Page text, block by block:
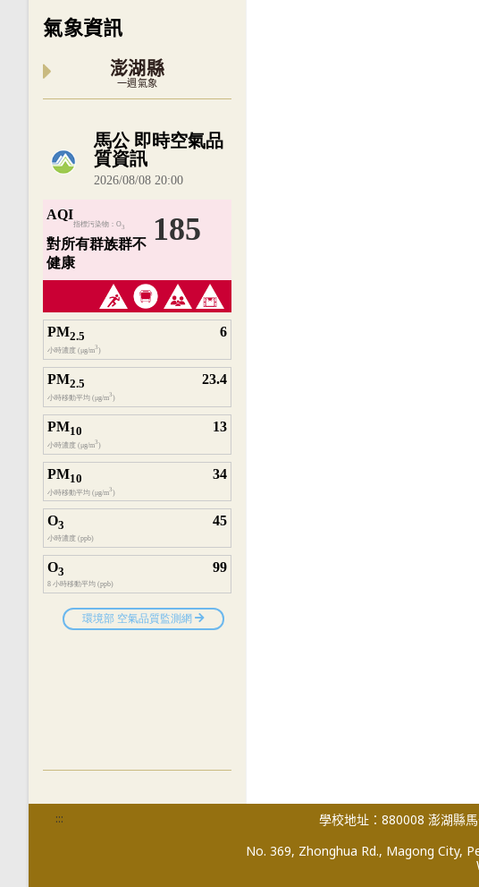
氣象資訊
澎湖縣
一週氣象
內嵌空氣品質小工具為視覺預覽，完整即時空氣品質資
::: 學校地址：880008 澎湖縣
No. 369, Zhonghua Rd., Magong City,